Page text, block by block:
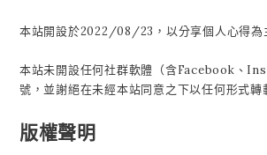
本站開設於2022/08/23，以分享個人心得為
本站未開設任何社群軟體（含Facebook、
號，並謝絕在未經本站同意之下以任何形式轉
版權聲明